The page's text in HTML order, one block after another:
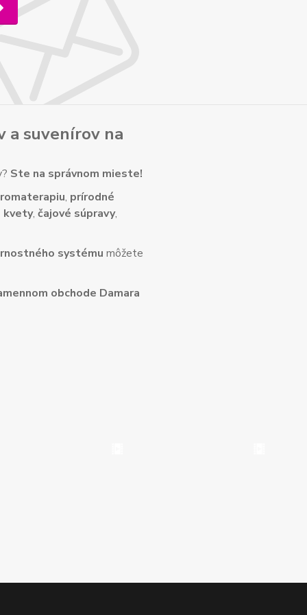
a suvenírov na
Ste na správnom mieste!
, prírodné
kvety, čajové súpravy,
systému môžete
obchode Damara